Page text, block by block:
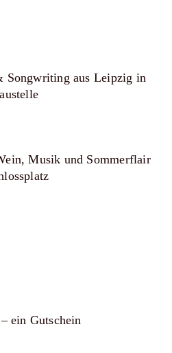
Songwriting aus Leipzig in
Musik und Sommerflair
ein Gutschein